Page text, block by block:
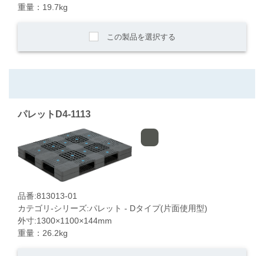
重量：19.7kg
この製品を選択する
パレットD4-1113
品番:813013-01
カテゴリ-シリーズ:パレット - Dタイプ(片面使用型)
外寸:1300×1100×144mm
重量：26.2kg